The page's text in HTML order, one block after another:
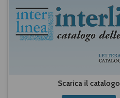
Scarica il catalogo